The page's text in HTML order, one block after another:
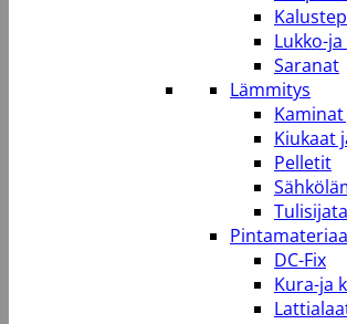
Lukko-
Saranat
Lämmitys
Kiukaat
Pelletit
DC-Fix
Kura-ja